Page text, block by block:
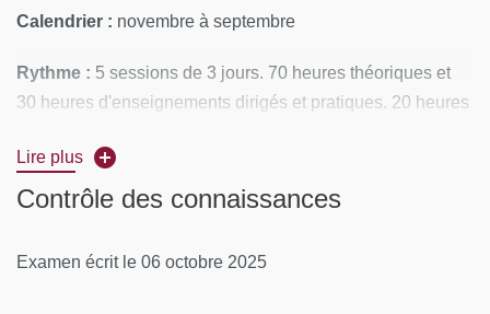
Calendrier : novembre à septembre
Rythme : 5 sessions de 3 jours. 70 heures théoriques et
30 heures d'enseignements dirigés et pratiques. 20 heures
semestre.
Lieu(x) de la formation :La Sorbonne
CONTENUS PÉDAGOGIQUES
Lire plus
Contrôle des connaissances
Examen écrit le 06 octobre 2025